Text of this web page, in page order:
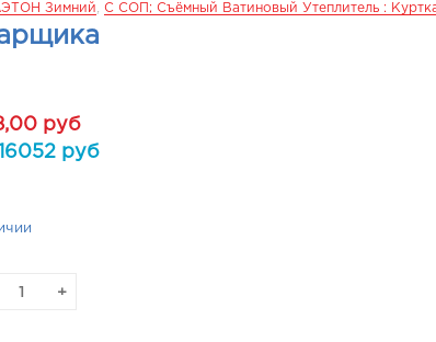
Зимний С СОП; Съёмный Ватиновый Утеплитель :
руб
руб